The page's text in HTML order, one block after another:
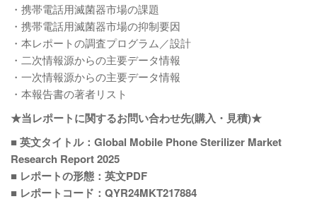
・携帯電話用滅菌器市場の課題
・携帯電話用滅菌器市場の抑制要因
・本レポートの調査プログラム／設計
・二次情報源からの主要データ情報
・一次情報源からの主要データ情報
・本報告書の著者リスト
★当レポートに関するお問い合わせ先(購入・見積)★
■ 英文タイトル：Global Mobile Phone Sterilizer Market
Research Report 2025
■ レポートの形態：英文PDF
■ レポートコード：QYR24MKT217884